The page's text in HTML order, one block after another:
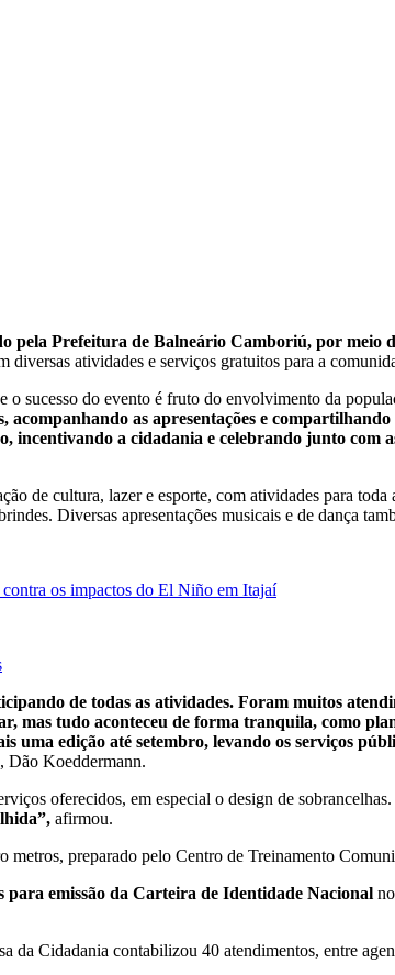
Prefeitura de Balneário Camboriú, por meio
atividades e serviços gratuitos para a
o sucesso do evento é fruto do envolvimento da
as apresentações e
a cidadania e celebrando junto com
de cultura, lazer e esporte, com atividades para
Diversas apresentações musicais e de dança
os impactos do El Niño em Itajaí
de todas as atividades. Foram muitos
mas tudo aconteceu de forma tranquila, como
edição até setembro, levando os serviços
Dão Koeddermann.
oferecidos, em especial o design de
afirmou.
metros, preparado pelo Centro de Treinamento
para emissão da Carteira de Identidade Nacional
da Cidadania contabilizou 40 atendimentos, entre